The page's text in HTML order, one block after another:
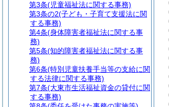
第3条(児童福祉法に関する事務)
第3条の2(子ども・子育て支援法に関
する事務)
第4条(身体障害者福祉法に関する事
務)
第5条(知的障害者福祉法に関する事
務)
第6条(特別児童扶養手当等の支給に関
する法律に関する事務)
第7条(大東市生活福祉資金の貸付に関
する事務)